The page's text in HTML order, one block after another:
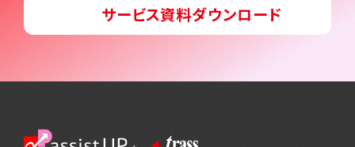
News
お問い合わせ
サービス資料ダウンロード